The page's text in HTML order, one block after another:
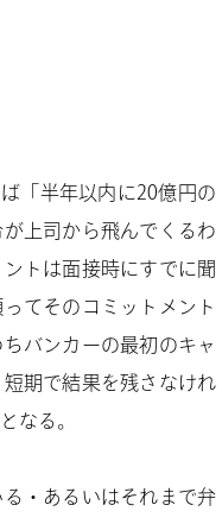
「半年以内に20億円の
上司から飛んでくるわ
トは面接時にすでに聞
てそのコミットメント
バンカーの最初のキャ
期で結果を残さなけれ
なる。
・あるいはそれまで弁